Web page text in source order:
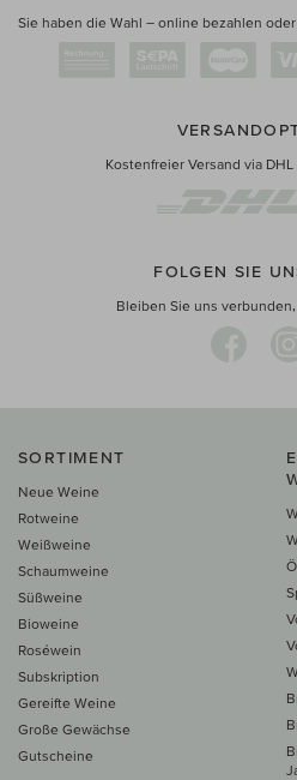
Sie haben die Wahl – online bezahlen
Kostenfreier Versand via
FOLGEN SIE
Bleiben Sie uns
SORTIMENT
Neue Weine
Rotweine
Weißweine
Schaumweine
Süßweine
Bioweine
Roséwein
Subskription
Gereifte Weine
Große Gewächse
Gutscheine